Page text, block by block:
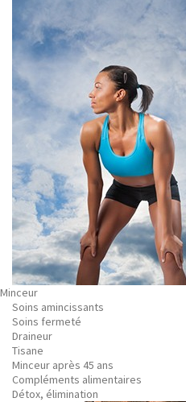
Minceur
Soins amincissants
Soins fermeté
Draineur
Tisane
Minceur après 45 ans
Compléments alimentaires
Détox, élimination